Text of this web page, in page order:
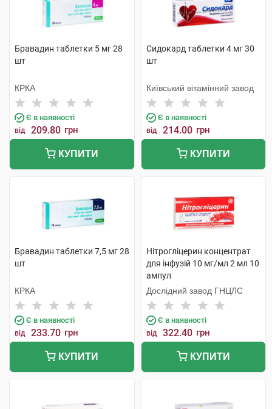
Бравадин таблетки 5 мг 28
шт
КРКА
Є в наявності
від 209.80 грн
КУПИТИ
Сидокард таблетки 4 мг 30
шт
Київський вітамінний завод
Є в наявності
від 214.00 грн
КУПИТИ
Бравадин таблетки 7,5 мг 28
шт
КРКА
Є в наявності
від 233.70 грн
КУПИТИ
Нітрогліцерин концентрат
для інфузій 10 мг/мл 2 мл 10
ампул
Дослідний завод ГНЦЛС
Є в наявності
від 322.40 грн
КУПИТИ